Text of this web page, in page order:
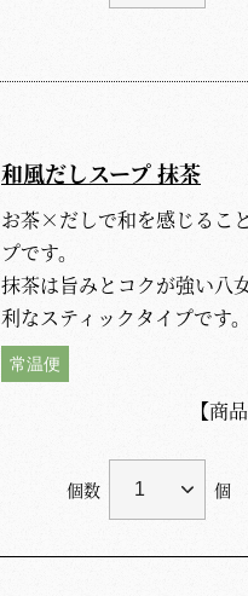
和風だしスープ 抹茶
お茶×だしで和を感じるこ
プです。
抹茶は旨みとコクが強い八
利なスティックタイプです。
常温便
【商
個数 個